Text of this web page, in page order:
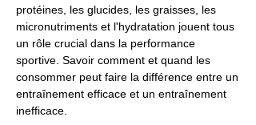
protéines, les glucides, les graisses, les
micronutriments et l'hydratation jouent tous
un rôle crucial dans la performance
sportive. Savoir comment et quand les
consommer peut faire la différence entre un
entraînement efficace et un entraînement
inefficace.